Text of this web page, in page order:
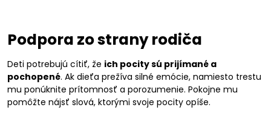
Podpora zo strany rodiča
Deti potrebujú cítiť, že ich pocity sú prijímané a
pochopené. Ak dieťa prežíva silné emócie, namiesto trestu
mu ponúknite prítomnosť a porozumenie. Pokojne mu
pomôžte nájsť slová, ktorými svoje pocity opíše.